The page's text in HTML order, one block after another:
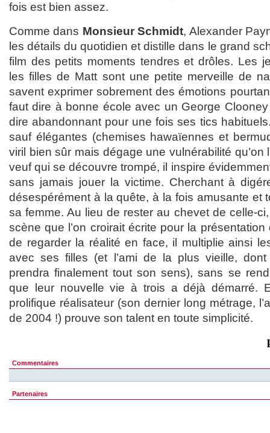
fois est bien assez.
Comme dans Monsieur Schmidt, Alexander
les détails du quotidien et distille dans le grand
film des petits moments tendres et drôles. Les
les filles de Matt sont une petite merveille de
savent exprimer sobrement des émotions
faut dire à bonne école avec un George Clooney
dire abandonnant pour une fois ses tics
sauf élégantes (chemises hawaïennes et
viril bien sûr mais dégage une vulnérabilité qu’on
veuf qui se découvre trompé, il inspire
sans jamais jouer la victime. Cherchant à
désespérément à la quête, à la fois amusante et
sa femme. Au lieu de rester au chevet de celle-
scène que l’on croirait écrite pour la présentation
de regarder la réalité en face, il multiplie ainsi
avec ses filles (et l’ami de la plus vieille,
prendra finalement tout son sens), sans se
que leur nouvelle vie à trois a déjà démarré.
prolifique réalisateur (son dernier long métrage,
de 2004 !) prouve son talent en toute simplicité.
Commentaires
Partenaires